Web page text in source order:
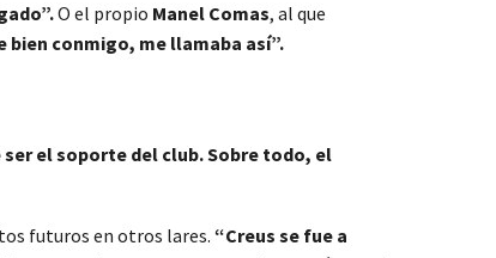
O el propio Manel Comas, al que
bien conmigo, me llamaba así”.
ser el soporte del club. Sobre todo, el
futuros en otros lares. “Creus se fue a